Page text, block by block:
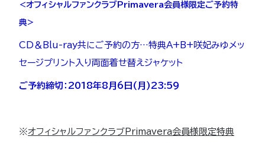
<オフィシャルファンクラブPrimavera会員様限定ご予約特
典>
CD＆Blu-ray共にご予約の方…特典A+B+咲妃みゆメッ
セージプリント入り両面着せ替えジャケット
ご予約締切：2018年8月6日(月)23:59
※オフィシャルファンクラブPrimavera会員様限定特典